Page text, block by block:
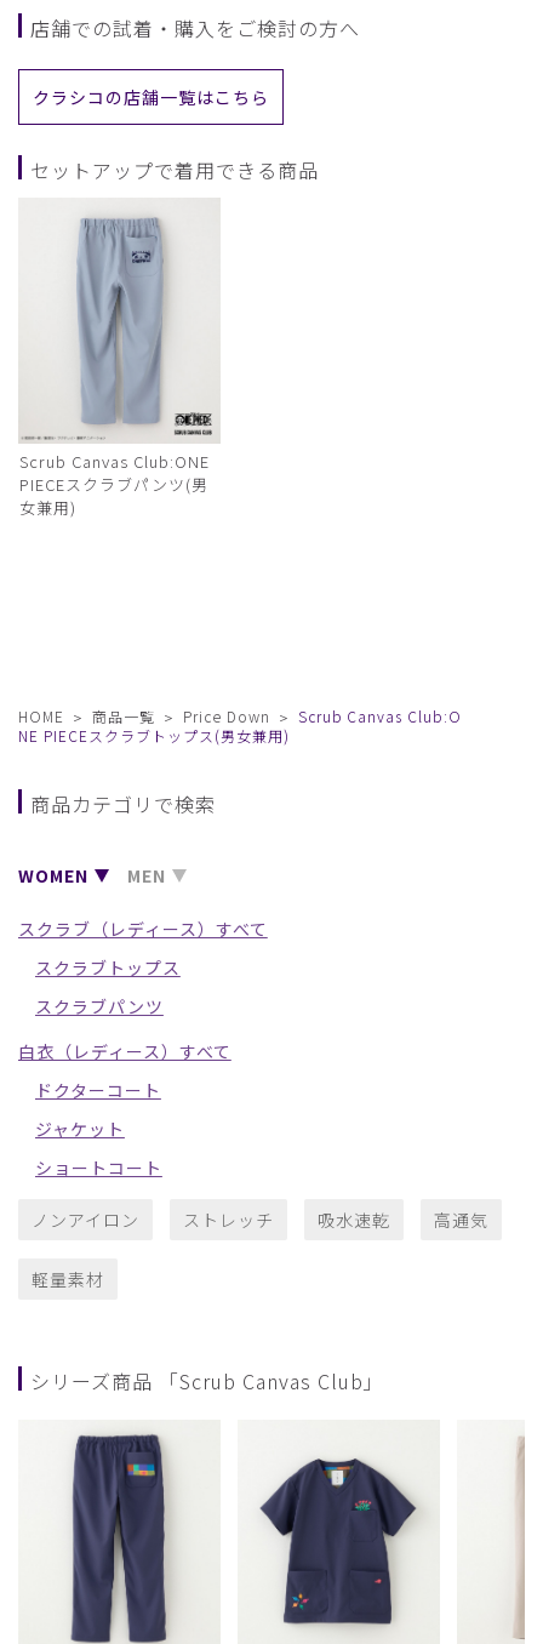
店舗での試着・購入をご検討の方へ
クラシコの店舗一覧はこちら
セットアップで着用できる商品
Scrub Canvas Club:ONE
PIECEスクラブパンツ(男
女兼用)
HOME 商品一覧 Price Down
Scrub Canvas Club:O
NE PIECEスクラブトップス(男女兼用)
商品カテゴリで検索
WOMEN MEN
スクラブ（レディース）すべて
スクラブトップス
スクラブパンツ
白衣（レディース）すべて
ドクターコート
ジャケット
ショートコート
ノンアイロン ストレッチ 吸水速乾 高通気
軽量素材
シリーズ商品 「Scrub Canvas Club」